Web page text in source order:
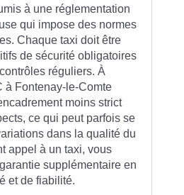
à une réglementation
qui impose des normes
Chaque taxi doit être
de sécurité obligatoires
réguliers. À
à Fontenay-le-Comte
moins strict
ce qui peut parfois se
dans la qualité du
appel à un taxi, vous
supplémentaire en
et de fiabilité.